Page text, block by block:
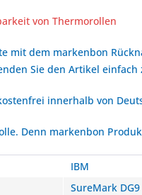
von Thermorollen
mit dem markenbon
Sie den Artikel
innerhalb von
Denn markenbon
IBM
SureMark DG9